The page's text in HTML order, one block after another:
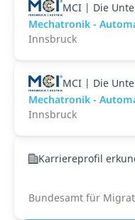
MCI | Die
Mechatronik -
Innsbruck
MCI | Die
Mechatronik -
Innsbruck
Karriereprofil
Bundesamt für